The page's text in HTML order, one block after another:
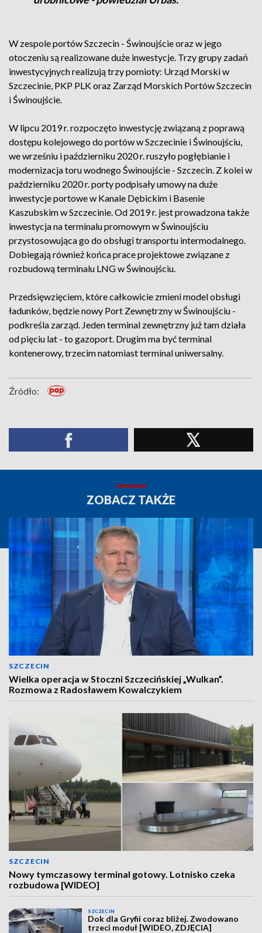
W zespole portów Szczecin - Świnoujście oraz w jego
otoczeniu są realizowane duże inwestycje. Trzy grupy zadań
inwestycyjnych realizują trzy pomioty: Urząd Morski w
Szczecinie, PKP PLK oraz Zarząd Morskich Portów Szczecin
i Świnoujście.
W lipcu 2019 r. rozpoczęto inwestycję związaną z poprawą
dostępu kolejowego do portów w Szczecinie i Świnoujściu,
we wrześniu i październiku 2020 r. ruszyło pogłębianie i
modernizacja toru wodnego Świnoujście - Szczecin. Z kolei w
październiku 2020 r. porty podpisały umowy na duże
inwestycje portowe w Kanale Dębickim i Basenie
Kaszubskim w Szczecinie. Od 2019 r. jest prowadzona także
inwestycja na terminalu promowym w Świnoujściu
przystosowująca go do obsługi transportu intermodalnego.
Dobiegają również końca prace projektowe związane z
rozbudową terminalu LNG w Świnoujściu.
Przedsięwzięciem, które całkowicie zmieni model obsługi
ładunków, będzie nowy Port Zewnętrzny w Świnoujściu -
podkreśla zarząd. Jeden terminal zewnętrzny już tam działa
od pięciu lat - to gazoport. Drugim ma być terminal
kontenerowy, trzecim natomiast terminal uniwersalny.
Źródło:
ZOBACZ TAKŻE
SZCZECIN
Wielka operacja w Stoczni Szczecińskiej „Wulkan”.
Rozmowa z Radosławem Kowalczykiem
SZCZECIN
Nowy tymczasowy terminal gotowy. Lotnisko czeka
rozbudowa [WIDEO]
SZCZECIN
Dok dla Gryfii coraz bliżej. Zwodowano
trzeci moduł [WIDEO, ZDJĘCIA]